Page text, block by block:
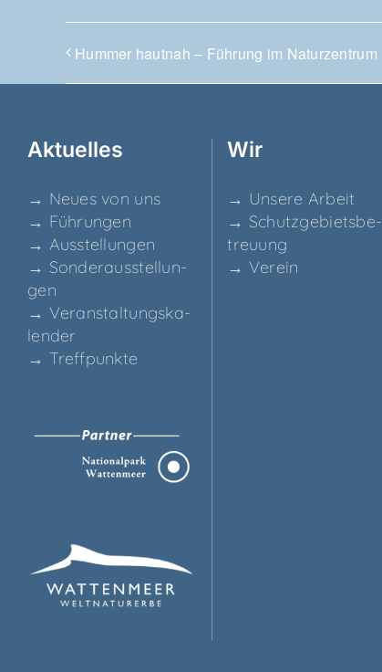
Hum­mer haut­nah – Füh­rung im Naturzentrum
Aktu­el­les
→ Neu­es von uns
→ Füh­run­gen
→ Aus­stel­lun­gen
→ Son­der­aus­stel­lun­
gen
→ Ver­an­stal­tungs­ka­
len­der
→ Treff­punk­te
Wir
→ Unse­re Arbeit
→ Schutz­ge­biets­be­
treu­ung
→ Ver­ein